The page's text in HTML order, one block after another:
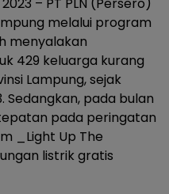
melalui program
menyalakan
429 keluarga kurang
Lampung, sejak
Sedangkan, pada bulan
pada peringatan
_Light Up The
listrik gratis